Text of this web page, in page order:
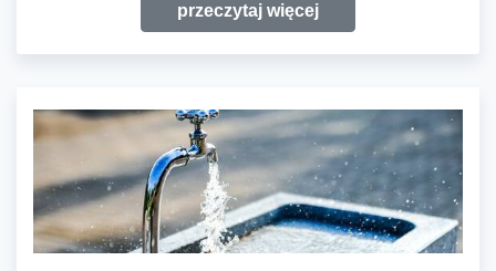
przeczytaj więcej